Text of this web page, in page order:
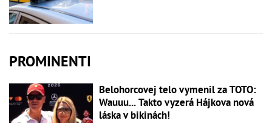
PROMINENTI
Belohorcovej telo vymenil za TOTO:
Wauuu... Takto vyzerá Hájkova nová
láska v bikinách!